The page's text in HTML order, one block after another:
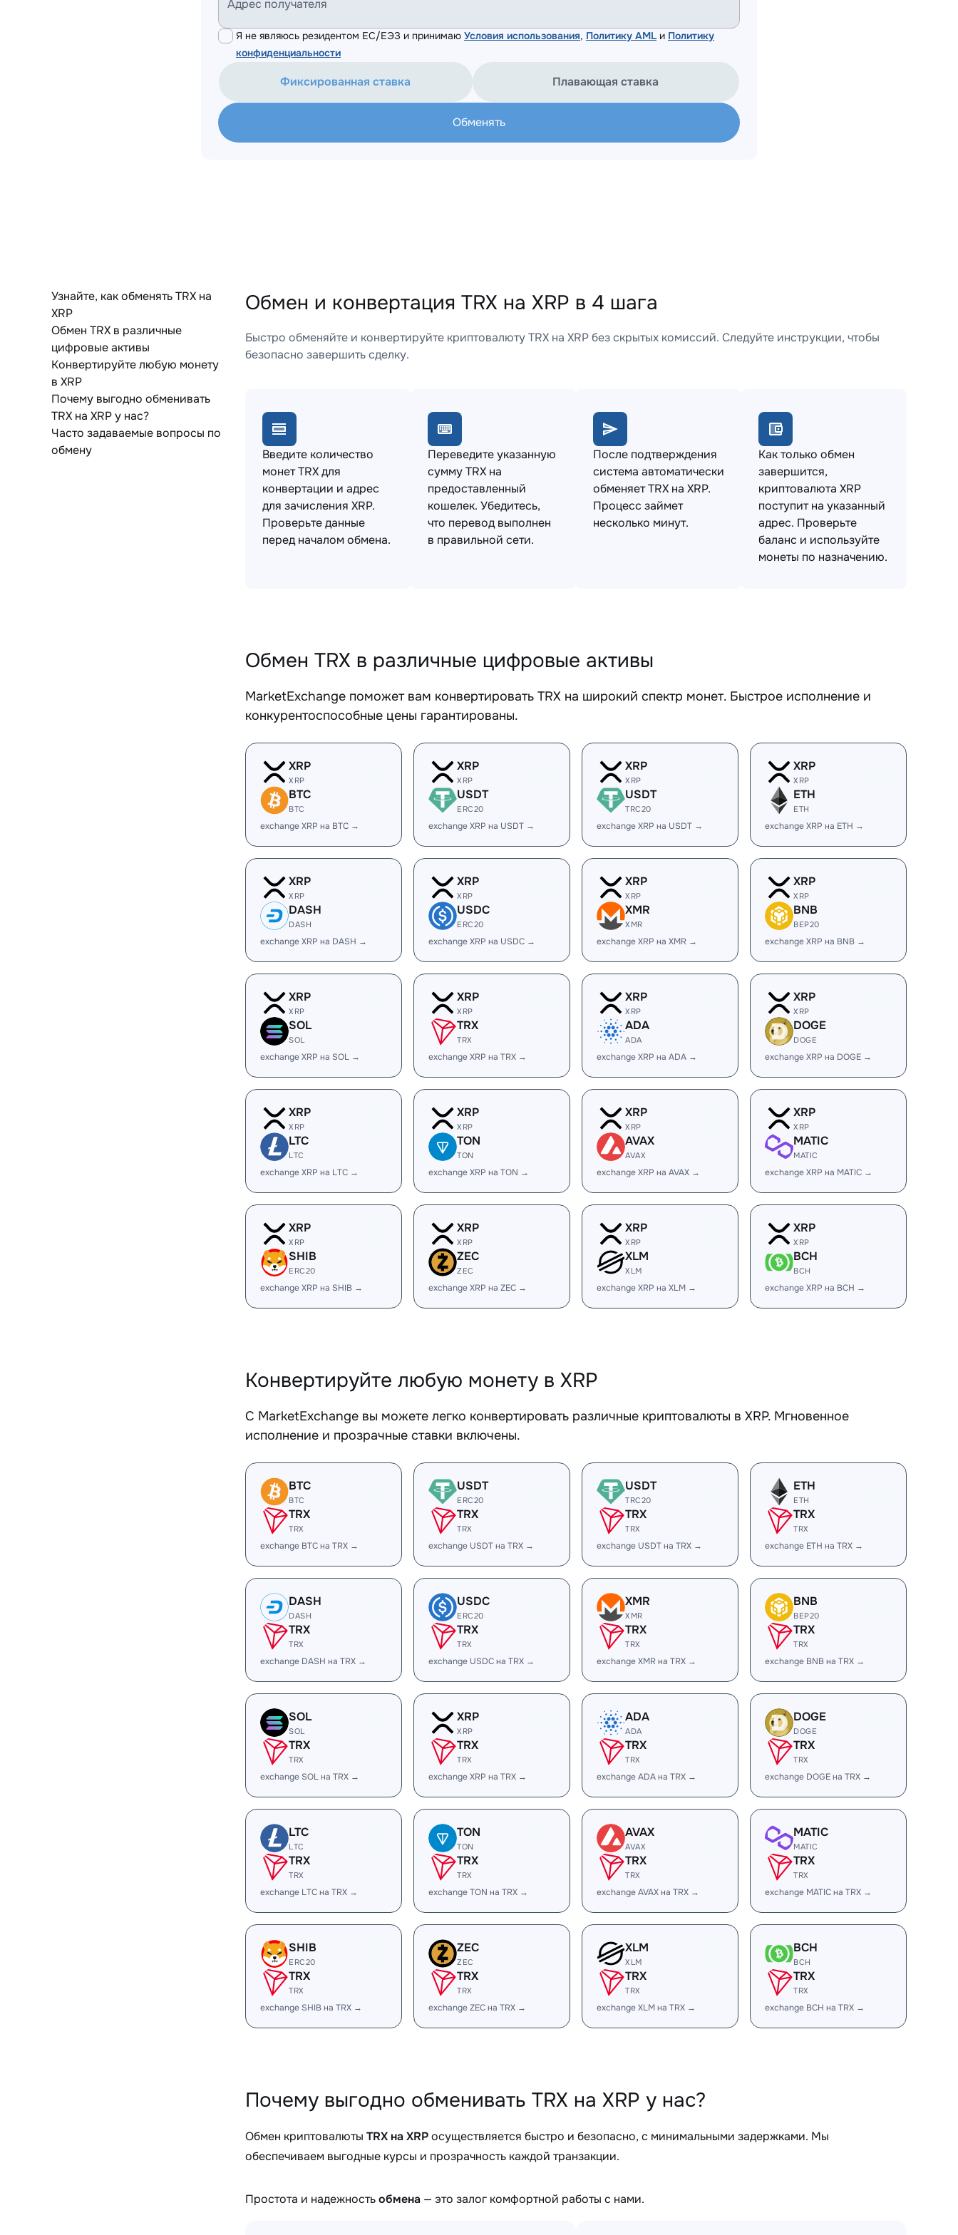
Адрес получателя
Я не являюсь резидентом ЕС/ЕЭЗ и принимаю Условия использования, Политику AML и Политику
конфиденциальности
Фиксированная ставка Плавающая ставка
Обменять
Узнайте, как обменять TRX на
XRP
Обмен TRX в различные
цифровые активы
Конвертируйте любую монету
в XRP
Почему выгодно обменивать
TRX на XRP у нас?
Часто задаваемые вопросы по
обмену
Обмен и конвертация TRX на XRP в 4 шага
Быстро обменяйте и конвертируйте криптовалюту TRX на XRP без скрытых комиссий. Следуйте инструкции, чтобы
безопасно завершить сделку.
Введите количество
монет TRX для
конвертации и адрес
для зачисления XRP.
Проверьте данные
перед началом обмена.
Переведите указанную
сумму TRX на
предоставленный
кошелек. Убедитесь,
что перевод выполнен
в правильной сети.
После подтверждения
система автоматически
обменяет TRX на XRP.
Процесс займет
несколько минут.
Как только обмен
завершится,
криптовалюта XRP
поступит на указанный
адрес. Проверьте
баланс и используйте
монеты по назначению.
Обмен TRX в различные цифровые активы
MarketExchange поможет вам конвертировать TRX на широкий спектр монет. Быстрое исполнение и
конкурентоспособные цены гарантированы.
XRP
XRP
BTC
BTC
exchange XRP на BTC →
XRP
XRP
USDT
ERC20
exchange XRP на USDT →
XRP
XRP
USDT
TRC20
exchange XRP на USDT →
XRP
XRP
ETH
ETH
exchange XRP на ETH →
XRP
XRP
DASH
DASH
exchange XRP на DASH →
XRP
XRP
USDC
ERC20
exchange XRP на USDC →
XRP
XRP
XMR
XMR
exchange XRP на XMR →
XRP
XRP
BNB
BEP20
exchange XRP на BNB →
XRP
XRP
SOL
SOL
exchange XRP на SOL →
XRP
XRP
TRX
TRX
exchange XRP на TRX →
XRP
XRP
ADA
ADA
exchange XRP на ADA →
XRP
XRP
DOGE
DOGE
exchange XRP на DOGE →
XRP
XRP
LTC
LTC
exchange XRP на LTC →
XRP
XRP
TON
TON
exchange XRP на TON →
XRP
XRP
AVAX
AVAX
exchange XRP на AVAX →
XRP
XRP
MATIC
MATIC
exchange XRP на MATIC →
XRP
XRP
SHIB
ERC20
exchange XRP на SHIB →
XRP
XRP
ZEC
ZEC
exchange XRP на ZEC →
XRP
XRP
XLM
XLM
exchange XRP на XLM →
XRP
XRP
BCH
BCH
exchange XRP на BCH →
Конвертируйте любую монету в XRP
С MarketExchange вы можете легко конвертировать различные криптовалюты в XRP. Мгновенное
исполнение и прозрачные ставки включены.
BTC
BTC
TRX
TRX
exchange BTC на TRX →
USDT
ERC20
TRX
TRX
exchange USDT на TRX →
USDT
TRC20
TRX
TRX
exchange USDT на TRX →
ETH
ETH
TRX
TRX
exchange ETH на TRX →
DASH
DASH
TRX
TRX
exchange DASH на TRX →
USDC
ERC20
TRX
TRX
exchange USDC на TRX →
XMR
XMR
TRX
TRX
exchange XMR на TRX →
BNB
BEP20
TRX
TRX
exchange BNB на TRX →
SOL
SOL
TRX
TRX
exchange SOL на TRX →
XRP
XRP
TRX
TRX
exchange XRP на TRX →
ADA
ADA
TRX
TRX
exchange ADA на TRX →
DOGE
DOGE
TRX
TRX
exchange DOGE на TRX →
LTC
LTC
TRX
TRX
exchange LTC на TRX →
TON
TON
TRX
TRX
exchange TON на TRX →
AVAX
AVAX
TRX
TRX
exchange AVAX на TRX →
MATIC
MATIC
TRX
TRX
exchange MATIC на TRX →
SHIB
ERC20
TRX
TRX
exchange SHIB на TRX →
ZEC
ZEC
TRX
TRX
exchange ZEC на TRX →
XLM
XLM
TRX
TRX
exchange XLM на TRX →
BCH
BCH
TRX
TRX
exchange BCH на TRX →
Почему выгодно обменивать TRX на XRP у нас?
Обмен криптовалюты TRX на XRPосуществляется быстро и безопасно, с минимальными задержками. Мы
обеспечиваем выгодные курсы и прозрачность каждой транзакции.
Простота и надежностьобмена — это залог комфортной работы с нами.